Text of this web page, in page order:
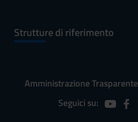
Strutture di riferimento
Amministrazione Trasparente
Seguici su: